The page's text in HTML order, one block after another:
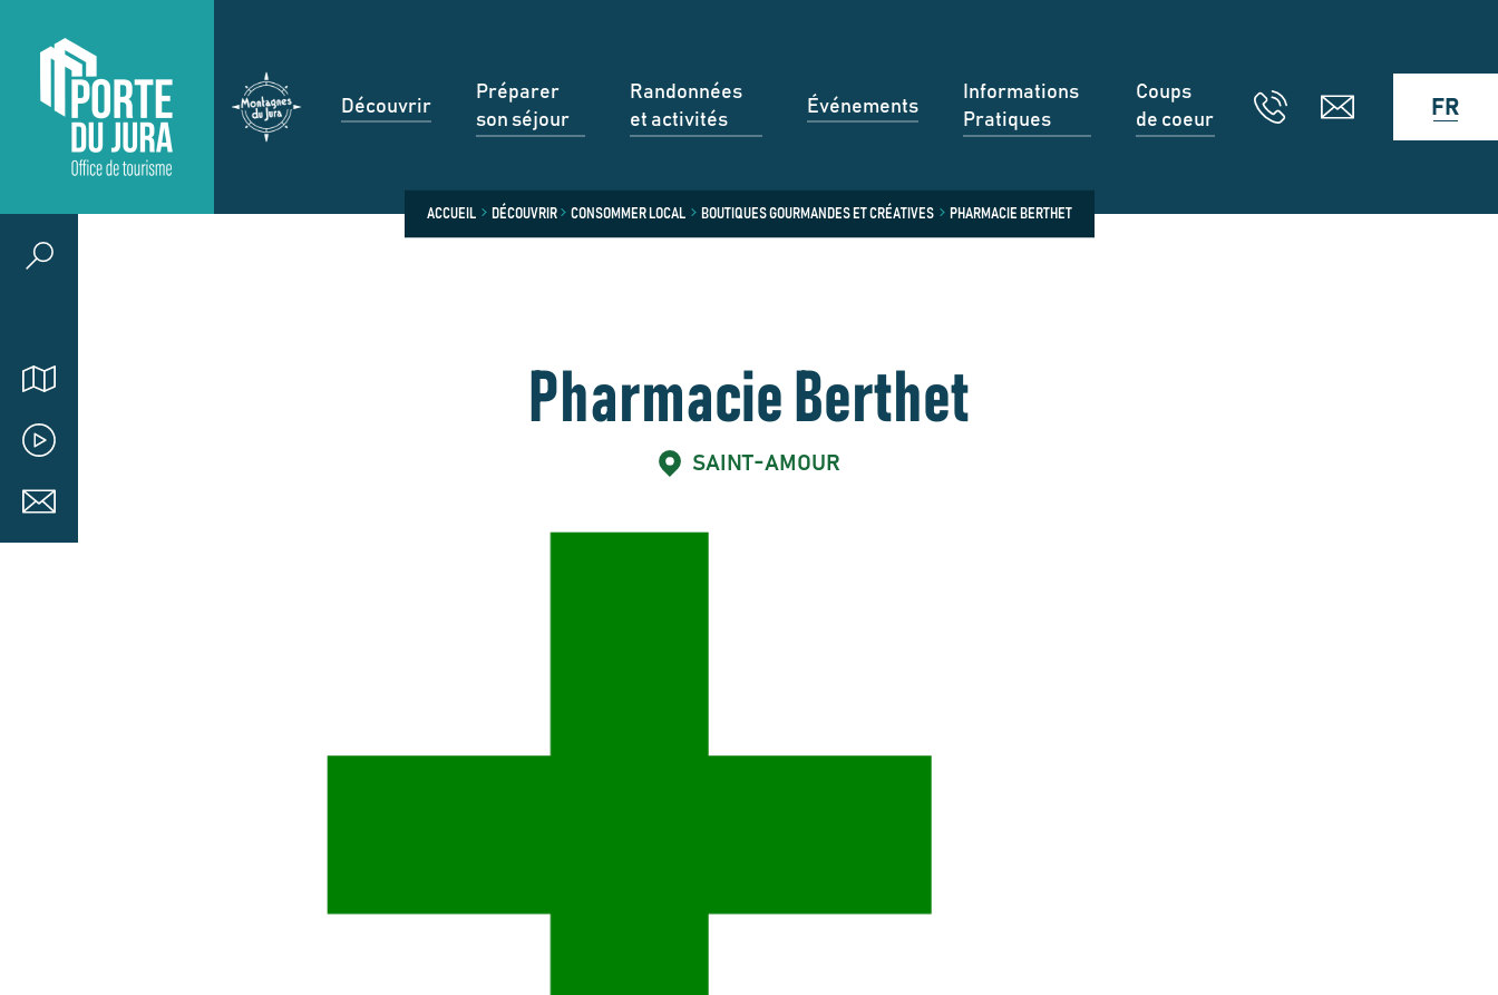
Découvrir
Préparer
son séjour
Randonnées
et activités
Événements
Informations
Pratiques
Coups
de coeur
FR
ACCUEIL DÉCOUVRIR CONSOMMER LOCAL BOUTIQUES GOURMANDES ET CRÉATIVES PHARMACIE BERTHET
Pharmacie Berthet
SAINT-AMOUR